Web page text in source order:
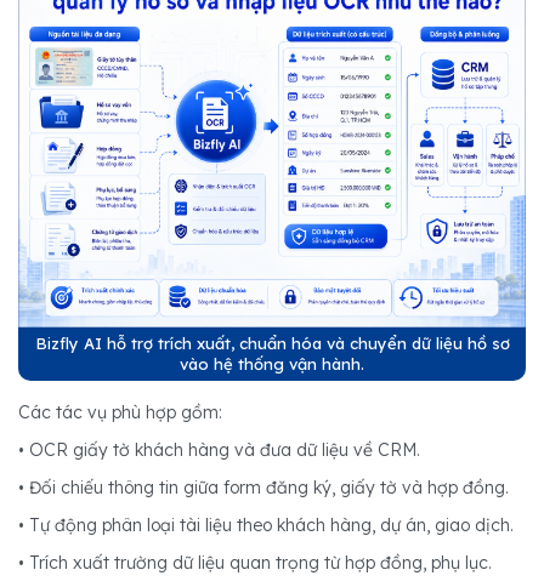
Bizfly AI hỗ trợ trích xuất, chuẩn hóa và chuyển dữ liệu hồ sơ
vào hệ thống vận hành.
Các tác vụ phù hợp gồm:
• OCR giấy tờ khách hàng và đưa dữ liệu về CRM.
• Đối chiếu thông tin giữa form đăng ký, giấy tờ và hợp đồng.
• Tự động phân loại tài liệu theo khách hàng, dự án, giao dịch.
• Trích xuất trường dữ liệu quan trọng từ hợp đồng, phụ lục.